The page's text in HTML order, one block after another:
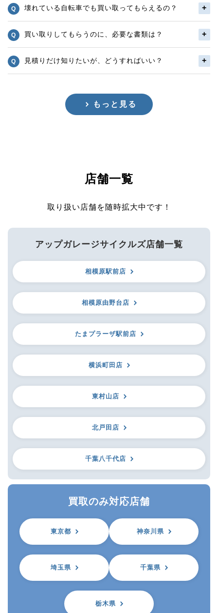
壊れている自転車でも買い取ってもらえるの？
買い取りしてもらうのに、必要な書類は？
見積りだけ知りたいが、どうすればいい？
もっと見る
店舗一覧
取り扱い店舗を随時拡大中です！
アップガレージサイクルズ店舗一覧
相模原駅前店
相模原由野台店
たまプラーザ駅前店
横浜町田店
東村山店
北戸田店
千葉八千代店
買取のみ対応店舗
東京都 神奈川県
埼玉県 千葉県
栃木県